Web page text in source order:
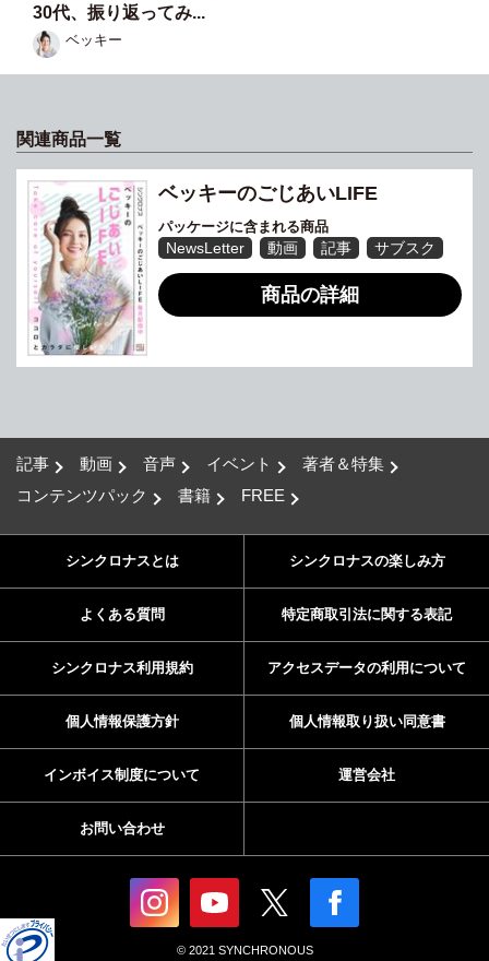
30代、振り返ってみ...
ベッキー
関連商品一覧
ベッキーのごじあいLIFE
パッケージに含まれる商品
NewsLetter 動画 記事 サブスク
商品の詳細
記事 動画 音声 イベント
著者＆特集
コンテンツパック
書籍 FREE
シンクロナスとは シンクロナスの楽しみ方
よくある質問 特定商取引法に関する表記
シンクロナス利用規約 アクセスデータの利用について
個人情報保護方針 個人情報取り扱い同意書
インボイス制度について 運営会社
お問い合わせ
© 2021 SYNCHRONOUS